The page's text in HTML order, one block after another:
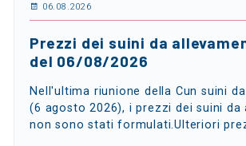
06.08.2026
Prezzi dei suini da
del 06/08/2026
Nell'ultima riunione della Cun suini
(6 agosto 2026), i prezzi dei suini da
non sono stati formulati.Ulteriori